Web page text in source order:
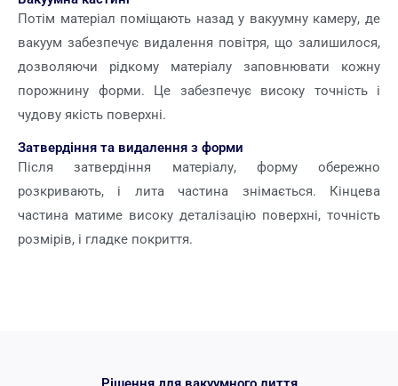
Потім матеріал поміщають назад у вакуумну камеру, де
вакуум забезпечує видалення повітря, що залишилося,
дозволяючи рідкому матеріалу заповнювати кожну
порожнину форми. Це забезпечує високу точність і
чудову якість поверхні.
Затвердіння та видалення з форми
Після затвердіння матеріалу, форму обережно
розкривають, і лита частина знімається. Кінцева
частина матиме високу деталізацію поверхні, точність
розмірів, і гладке покриття.